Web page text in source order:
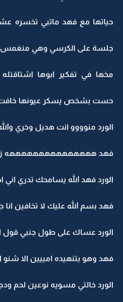
حياتها مع فهد ماتبي تخسره
جلسة على الكرسي وهي منغمس
مخها في تفكير ابوها
حست بشخص يسكر عيونها
الورد منوووو انت هديل وخري
فهد هههههههههههههههه
الورد فهد الله يسامحك تدري
فهد بسم الله عليك لا تخافين انا
الورد عساك على طول جنبي قول
فهد وهو بتنهيده امييين الا شنو
الورد خالتي مسويه نوعين لحم